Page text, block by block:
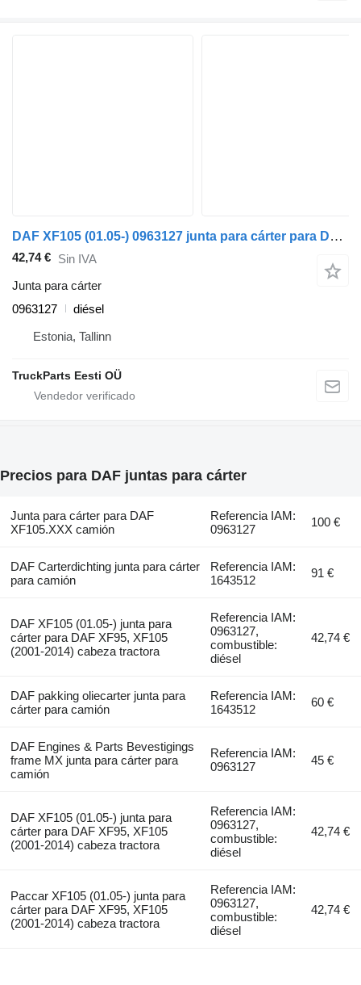
DAF XF105 (01.05-) 0963127 junta para cárter para DAF XF95, XF105 (2001-2014) cabeza tractora
42,74 € Sin IVA
Junta para cárter
0963127
diésel
Estonia, Tallinn
TruckParts Eesti OÜ
Precios para DAF juntas para cárter
Junta para cárter para DAF
XF105.XXX camión
Referencia IAM:
0963127
100 €
DAF Carterdichting junta para cárter
para camión
Referencia IAM:
1643512
91 €
DAF XF105 (01.05-) junta para
cárter para DAF XF95, XF105
(2001-2014) cabeza tractora
Referencia IAM:
0963127,
combustible:
diésel
42,74 €
DAF pakking oliecarter junta para
cárter para camión
Referencia IAM:
1643512
60 €
DAF Engines & Parts Bevestigings
frame MX junta para cárter para
camión
Referencia IAM:
0963127
45 €
DAF XF105 (01.05-) junta para
cárter para DAF XF95, XF105
(2001-2014) cabeza tractora
Referencia IAM:
0963127,
combustible:
diésel
42,74 €
Paccar XF105 (01.05-) junta para
cárter para DAF XF95, XF105
(2001-2014) cabeza tractora
Referencia IAM:
0963127,
combustible:
diésel
42,74 €